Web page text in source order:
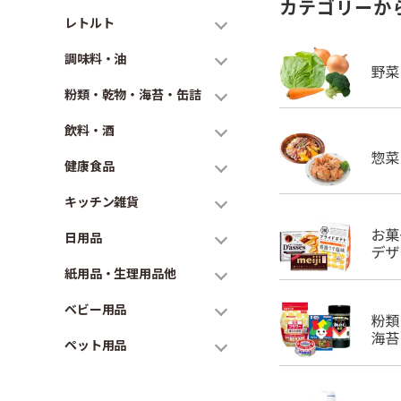
レトルト
調味料・油
粉類・乾物・海苔・缶詰
飲料・酒
健康食品
キッチン雑貨
日用品
紙用品・生理用品他
ベビー用品
ペット用品
カテゴリーか